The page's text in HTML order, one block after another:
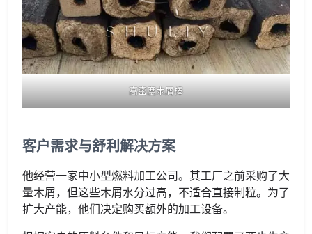
高密度木屑棒
客户需求与舒利解决方案
他经营一家中小型燃料加工公司。其工厂之前采购了大
量木屑，但这些木屑水分过高，不适合直接制粒。为了
扩大产能，他们决定购买额外的加工设备。